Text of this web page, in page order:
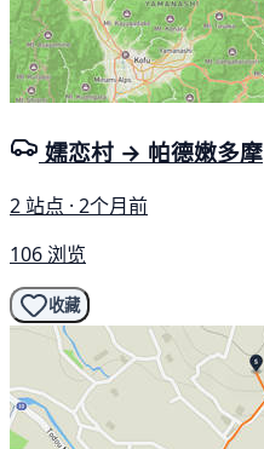
嬬恋村 → 帕德嫩多摩
2 站点 · 2个月前
106 浏览
收藏